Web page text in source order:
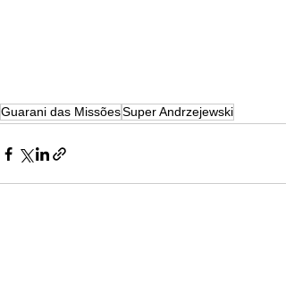
Guarani das MissõesSuper Andrzejewski